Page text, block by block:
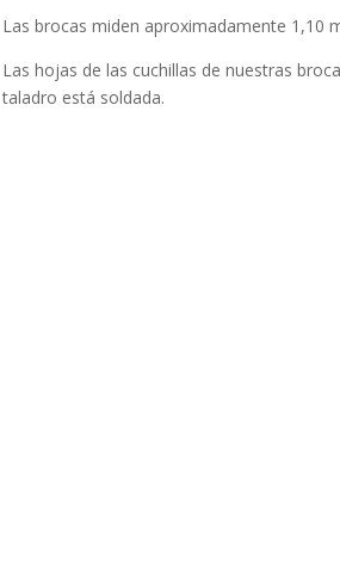
Las brocas miden aproximadamente 1,10
Las hojas de las cuchillas de nuestras
taladro está soldada.